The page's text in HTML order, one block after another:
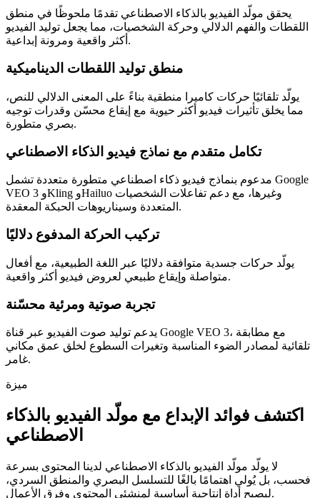
يحقق مولّد الفيديو بالذكاء الاصطناعي تقدمًا ملحوظًا في منطق
اللقطات والفهم الدلالي وحركة الشخصيات، مما يجعل توليد الفيديو
أكثر واقعية ومرونة إبداعية.
منطق توليد اللقطات الديناميكية
يولّد تلقائيًا حركات كاميرا منطقية بناءً على المعنى الدلالي للنص،
مما يخلق تأثيرات فيديو أكثر حيوية مع إيقاع محسّن وقدرات توجيه
بصري متطورة.
تكامل متقدم مع نماذج فيديو الذكاء الاصطناعي
مدعوم بنماذج فيديو ذكاء اصطناعي متطورة متعددة تشمل Google
VEO 3 وKling وHailuo وغيرها، مع دعم تفاعلات الشخصيات
المتعددة وسيناريوهات الحبكة المعقدة.
تركيب الحركة المدفوع دلاليًا
يولّد حركات جسدية متوافقة دلاليًا عبر اللغة الطبيعية، مع أفعال
متواصلة وإيقاع طبيعي لعروض فيديو أكثر واقعية.
تجربة صوتية ومرئية محسّنة
يدعم توليد صوت الفيديو عبر قناة Google VEO 3، مع مطابقة
تلقائية لمصادر الضوء المناسبة وتغيرات السطوع لخلق عمق مكاني
غامر.
ميزة
اكتشف فوائد الإبداع مع مولّد الفيديو بالذكاء
الاصطناعي
لا يولّد مولّد الفيديو بالذكاء الاصطناعي لدينا المحتوى بسرعة
فحسب، بل يُولي اهتمامًا بالغًا للتسلسل البصري والمنطق السردي،
ليصبح أداة إنتاجية أساسية لمنشئي المحتوى وفرق الأعمال.